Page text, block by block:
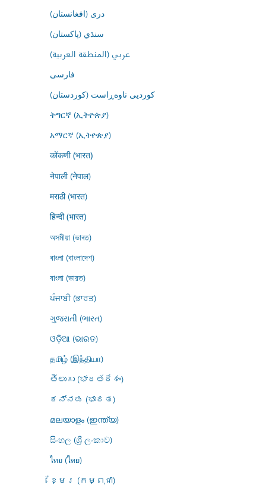
درى (افغانستان)
سنڌي (پاکستان)
عربي (المنطقة العربية)
فارسى
کوردیی ناوەڕاست (کوردستان)
ትግርኛ (ኢትዮጵያ)
አማርኛ (ኢትዮጵያ)
कोंकणी (भारत)
नेपाली (नेपाल)
मराठी (भारत)
हिन्दी (भारत)
অসমীয়া (ভাৰত)
বাংলা (বাংলাদেশ)
বাংলা (ভারত)
ਪੰਜਾਬੀ (ਭਾਰਤ)
ગુજરાતી (ભારત)
ଓଡ଼ିଆ (ଭାରତ)
தமிழ் (இந்தியா)
తెలుగు (భారతదేశం)
ಕನ್ನಡ (ಭಾರತ)
മലയാളം (ഇന്ത്യ)
සිංහල (ශ්‍රී ලංකාව)
ไทย (ไทย)
ខ្មែរ (កម្ពុជា)